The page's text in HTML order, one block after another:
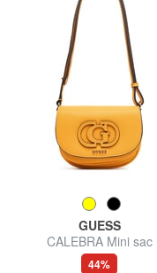
GUESS
CALEBRA Mini sac
bandoulière
44%